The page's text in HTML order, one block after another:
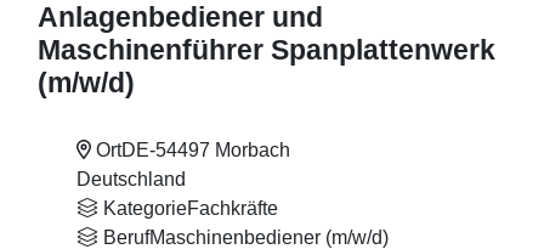
Anlagenbediener und
Maschinenführer Spanplattenwerk
(m/w/d)
OrtDE-54497 Morbach
Deutschland
KategorieFachkräfte
BerufMaschinenbediener (m/w/d)